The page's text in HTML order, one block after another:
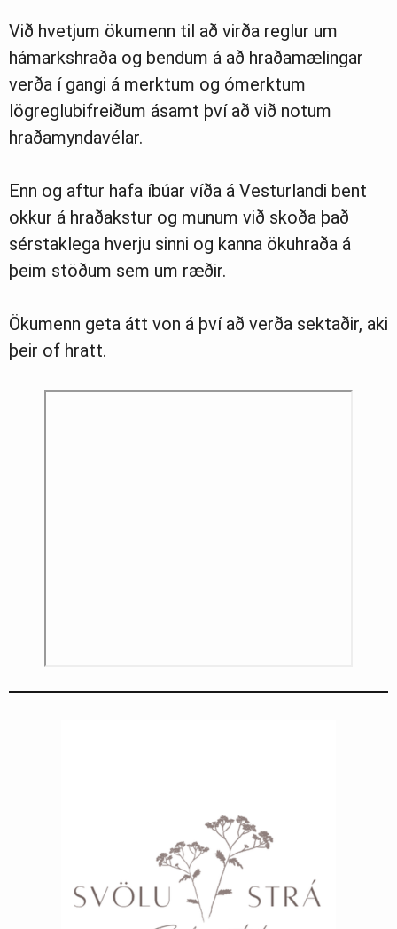
Við hvetjum ökumenn til að virða reglur um
hámarkshraða og bendum á að hraðamælingar
verða í gangi á merktum og ómerktum
lögreglubifreiðum ásamt því að við notum
hraðamyndavélar.
Enn og aftur hafa íbúar víða á Vesturlandi bent
okkur á hraðakstur og munum við skoða það
sérstaklega hverju sinni og kanna ökuhraða á
þeim stöðum sem um ræðir.
Ökumenn geta átt von á því að verða sektaðir, aki
þeir of hratt.